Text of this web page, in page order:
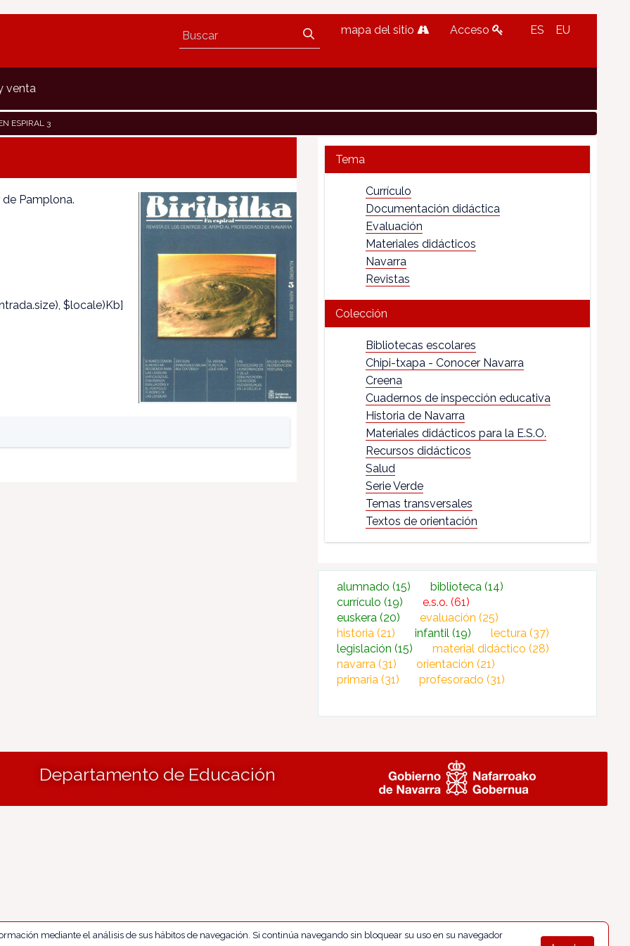
mapa del sitio Acceso ES EU
venta
ESPIRAL 3
Pamplona.
$locale)Kb]
Tema
Currículo
Documentación didáctica
Evaluación
Materiales didácticos
Navarra
Revistas
Colección
Bibliotecas escolares
Chipi-txapa - Conocer Navarra
Creena
Cuadernos de inspección educativa
Historia de Navarra
Materiales didácticos para la E.S.O.
Recursos didácticos
Salud
Serie Verde
Temas transversales
Textos de orientación
alumnado(15) biblioteca(14)
currículo(19) e.s.o.(61)
euskera(20) evaluación(25)
historia(21) infantil(19) lectura(37)
legislación(15) material didáctico(28)
navarra(31) orientación(21)
primaria(31) profesorado(31)
Departamento de Educación
mediante el análisis de sus hábitos de navegación. Si continúa navegando sin bloquear su uso en su navegador